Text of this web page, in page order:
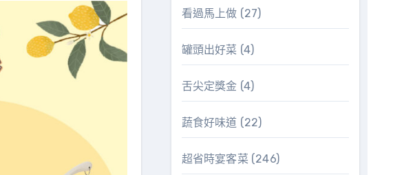
看過馬上做 (27)
罐頭出好菜 (4)
舌尖定獎金 (4)
蔬食好味道 (22)
超省時宴客菜 (246)